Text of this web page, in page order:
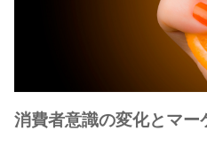
消費者意識の変化とマー